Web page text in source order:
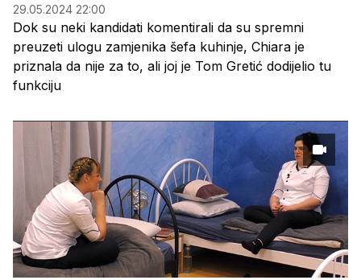
29.05.2024 22:00
Dok su neki kandidati komentirali da su spremni
preuzeti ulogu zamjenika šefa kuhinje, Chiara je
priznala da nije za to, ali joj je Tom Gretić dodijelio tu
funkciju